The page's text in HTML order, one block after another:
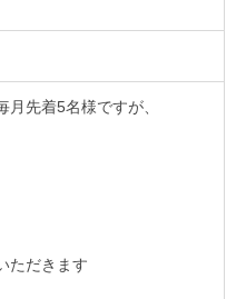
先着5名様ですが、
ただきます